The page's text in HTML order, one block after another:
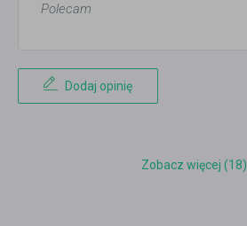
Polecam
Dodaj opinię
Zobacz więcej (18)